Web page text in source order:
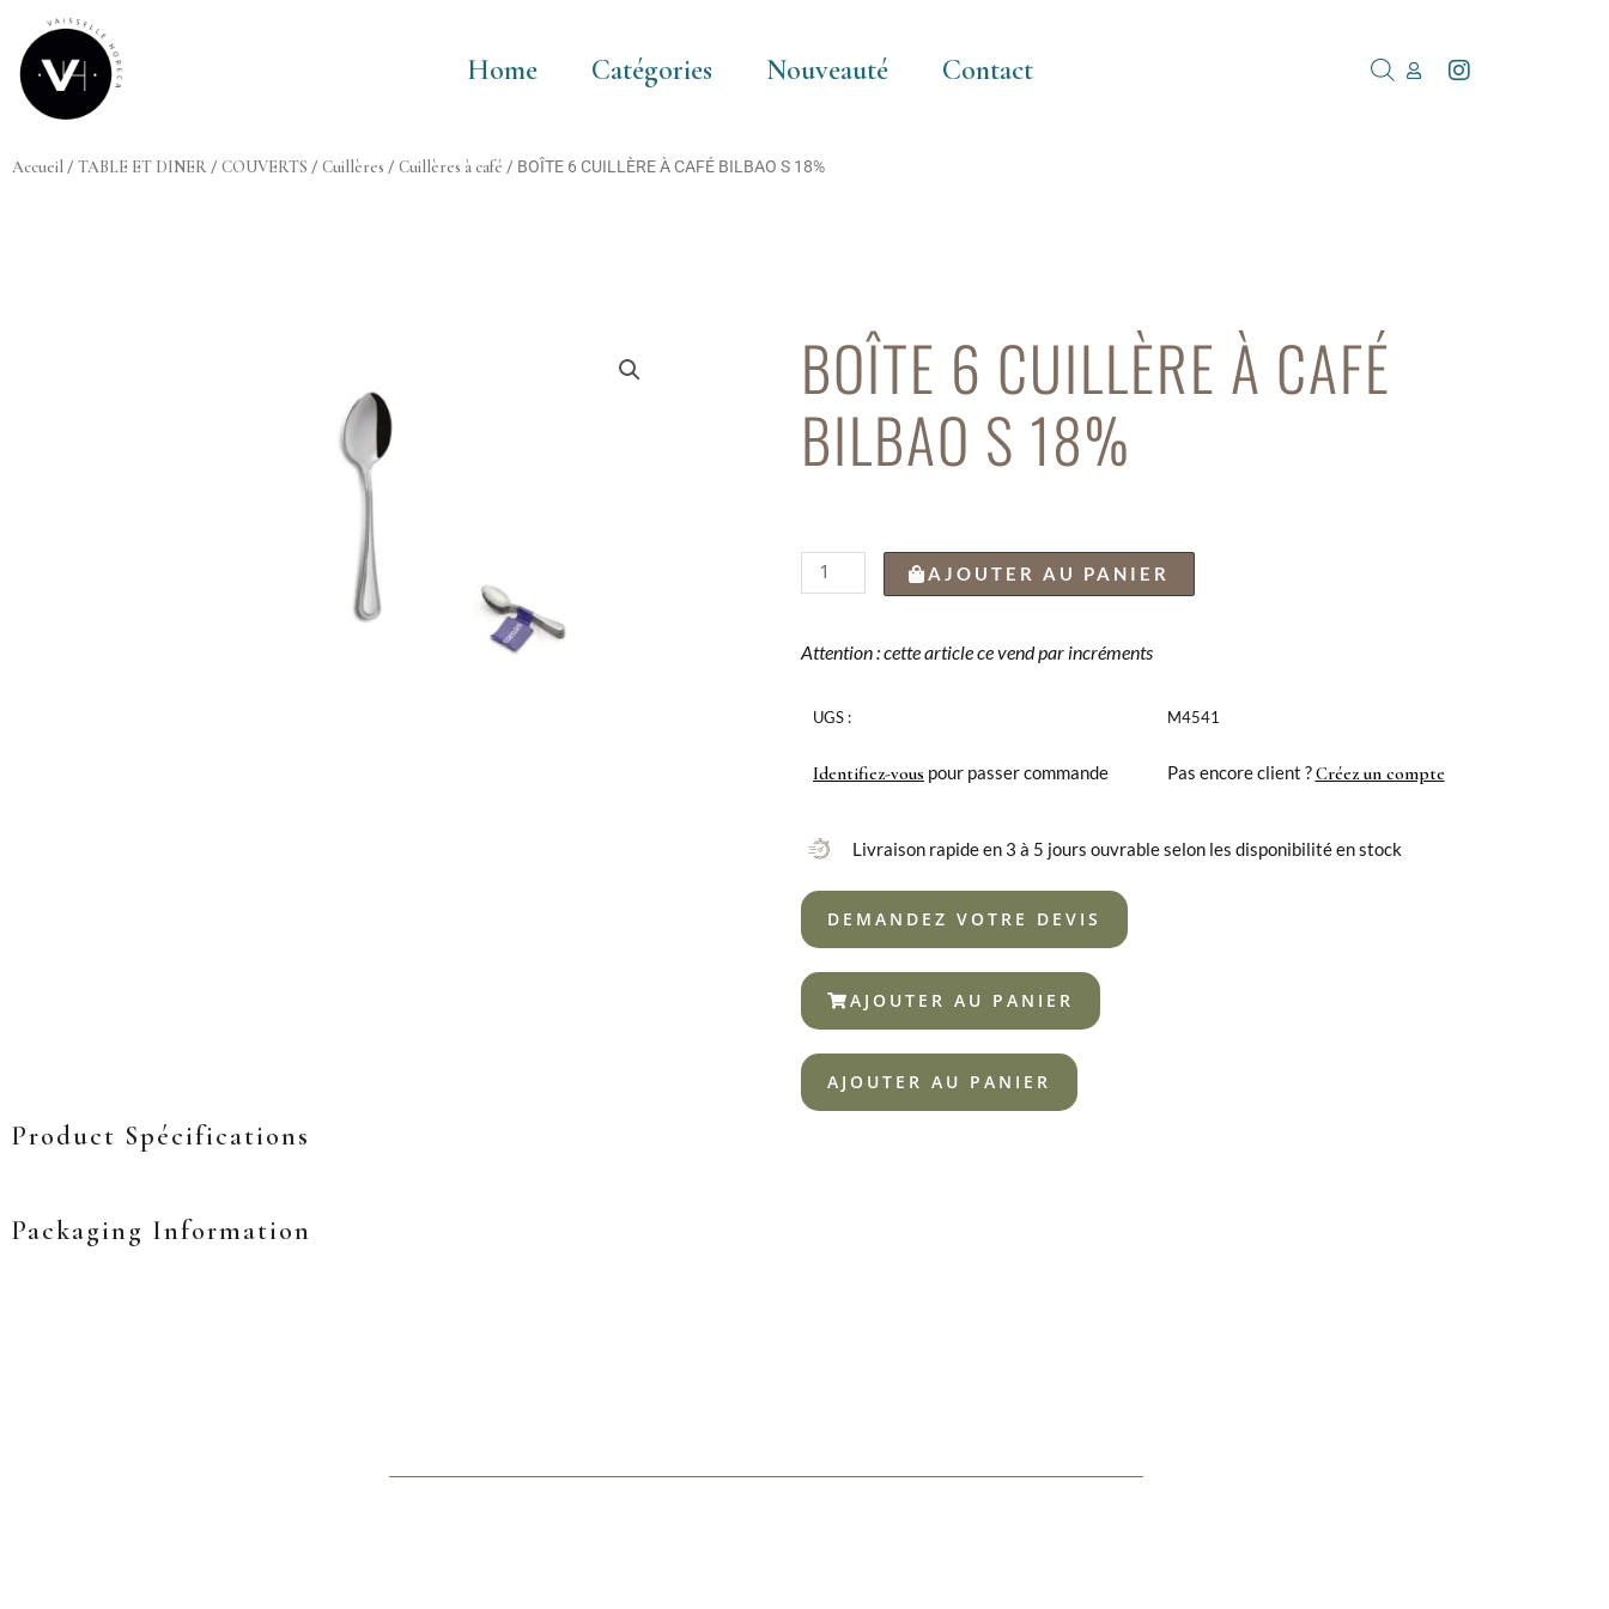
contenu
Home Catégories Nouveauté Contact
Accueil / TABLE ET DINER / COUVERTS / Cuillères / Cuillères à café / BOÎTE 6 CUILLÈRE À CAFÉ BILBAO S 18%
BOÎTE 6 CUILLÈRE À CAFÉ
BILBAO S 18%
quantité
de
6
BILBAO
AJOUTER AU PANIER
Attention : cette article ce vend par incréments
UGS :
Identifiez-vous pour passer commande
M4541
Pas encore client ?Créez un compte
Livraison rapide en 3 à 5 jours ouvrable selon les disponibilité en stock
DEMANDEZ VOTRE DEVIS
AJOUTER AU PANIER
AJOUTER AU PANIER
Product Spécifications
Packaging Information